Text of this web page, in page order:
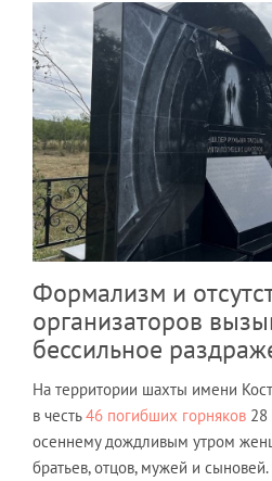
Формализм и
организаторов
бессильное
На территории шахты имени
в честь46 погибших горняков 28
осеннему дождливым утром
братьев, отцов, мужей и